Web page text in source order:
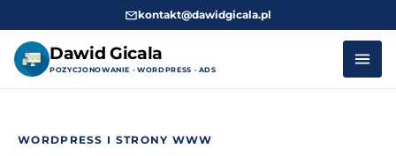
kontakt@dawidgicala.pl
Dawid Gicala
POZYCJONOWANIE · WORDPRESS · ADS
treściWORDPRESS I STRONY WWW